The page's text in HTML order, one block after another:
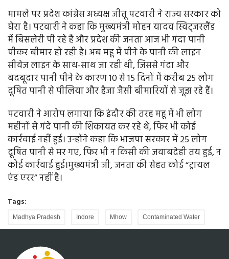
मामले पर प्रदेश कांग्रेस अध्यक्ष जीतू पटवारी ने राज्य सरकार को
घेरा है। पटवारी ने कहा कि मुख्यमंत्री मोहन यादव स्विट्जरलैंड
में बिसलेरी पी रहे हैं और प्रदेश की जनता आज भी गंदा पानी
पीकर बीमार हो रही है। अब महू में पीने के पानी की लाइन
सीवेज लाइन के साथ-साथ जा रही थी, जिससे गंदा और
बदबूदार पानी पीने के कारण 10 से 15 दिनों में करीब 25 लोग
दूषित पानी से पीलिया और हैजा जैसी बीमारियों से जूझ रहे हैं।
पटवारी ने आरोप लगाया कि इंदौर की तरह महू में भी लोग
महीनों से गंदे पानी की शिकायत कर रहे थे, फिर भी कोई
कार्रवाई नहीं हुई। उन्होंने कहा कि भाजपा सरकार में 25 लोग
दूषित पानी से मर गए, फिर भी न किसी की जवाबदेही तय हुई, न
कोई कार्रवाई हुई।मुख्यमंत्री जी, जनता की सेहत कोई “ट्रायल
एंड एरर” नहीं है।
Tags:
Madhya Pradesh Indore Mhow Contaminated Water